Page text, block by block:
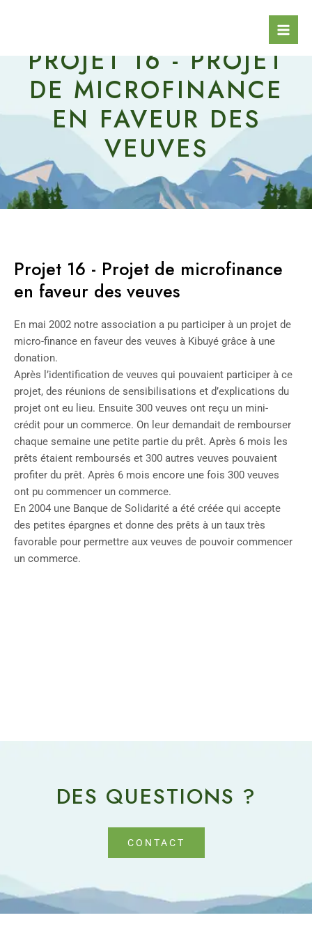
PROJET 16 - PROJET
DE MICROFINANCE
EN FAVEUR DES
VEUVES
Projet 16 - Projet de microfinance
en faveur des veuves
En mai 2002 notre association a pu participer à un projet de
micro-finance en faveur des veuves à Kibuyé grâce à une
donation.
Après l’identification de veuves qui pouvaient participer à ce
projet, des réunions de sensibilisations et d’explications du
projet ont eu lieu. Ensuite 300 veuves ont reçu un mini-
crédit pour un commerce. On leur demandait de rembourser
chaque semaine une petite partie du prêt. Après 6 mois les
prêts étaient remboursés et 300 autres veuves pouvaient
profiter du prêt. Après 6 mois encore une fois 300 veuves
ont pu commencer un commerce.
En 2004 une Banque de Solidarité a été créée qui accepte
des petites épargnes et donne des prêts à un taux très
favorable pour permettre aux veuves de pouvoir commencer
un commerce.
DES QUESTIONS ?
CONTACT